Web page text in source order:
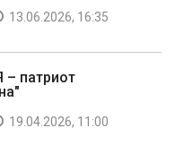
13.06.2026, 16:35
– патриот
19.04.2026, 11:00